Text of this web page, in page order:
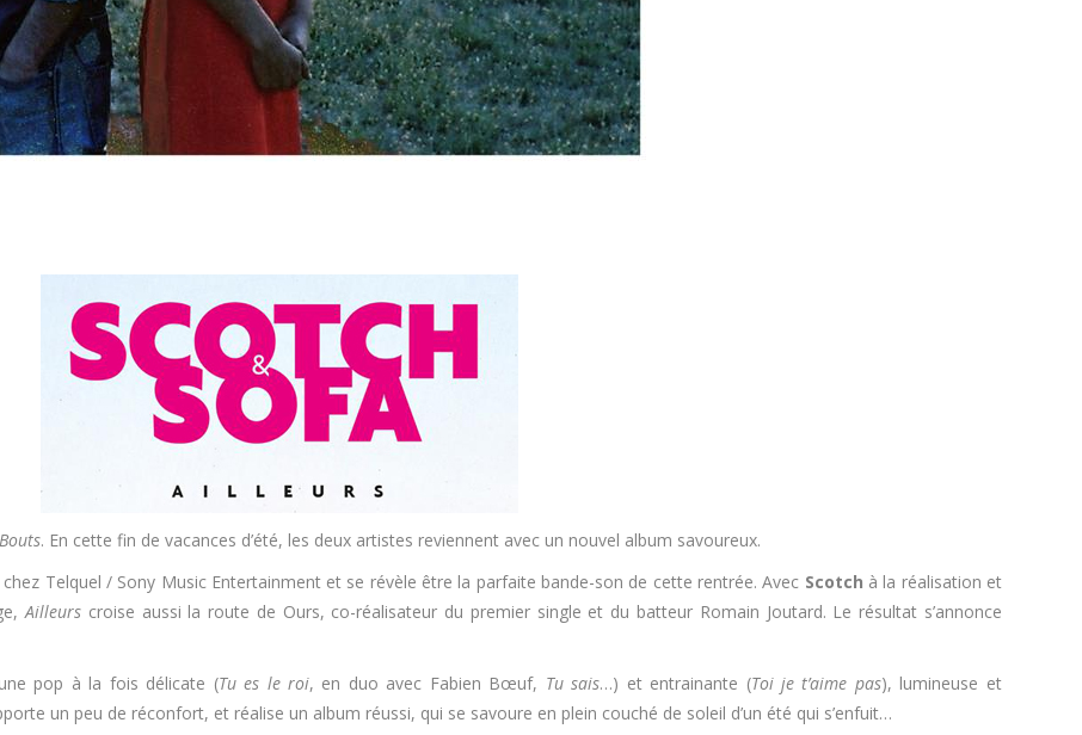
. En cette fin de vacances d’été, les deux artistes reviennent avec un nouvel album savoureux.
Telquel / Sony Music Entertainment et se révèle être la parfaite bande-son de cette rentrée. Avec Scotch à la réalisation et
Ailleurs croise aussi la route de Ours, co-réalisateur du premier single et du batteur Romain Joutard. Le résultat s’annonce
pop à la fois délicate (Tu es le roi, en duo avec Fabien Bœuf, Tu sais…) et entrainante (Toi je t’aime pas), lumineuse et
un peu de réconfort, et réalise un album réussi, qui se savoure en plein couché de soleil d’un été qui s’enfuit…